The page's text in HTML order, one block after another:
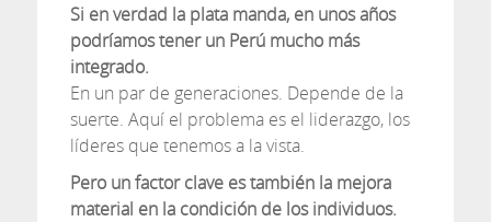
Si en verdad la plata manda, en unos años
podríamos tener un Perú mucho más
integrado.
En un par de generaciones. Depende de la
suerte. Aquí el problema es el liderazgo, los
líderes que tenemos a la vista.
Pero un factor clave es también la mejora
material en la condición de los individuos.